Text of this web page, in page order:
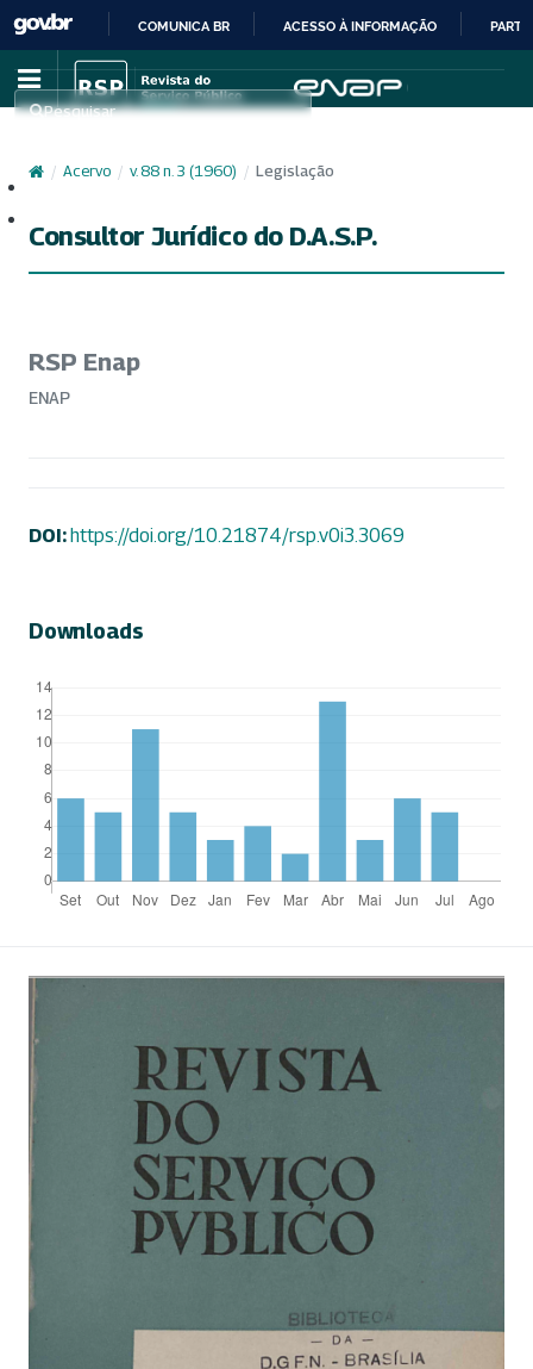
IR
PARA
CONTEÚDO
COMUNICA BR ACESSO À INFORMAÇÃO
Pesquisar
/ Acervo / v. 88 n. 3 (1960) / Legislação
Consultor Jurídico do D.A.S.P.
RSP Enap
ENAP
DOI:https://doi.org/10.21874/rsp.v0i3.3069
Downloads